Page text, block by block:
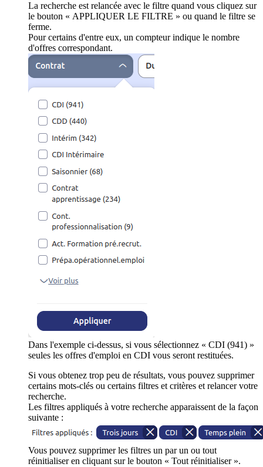
La recherche est relancée avec le filtre quand vous cliquez sur
le bouton « APPLIQUER LE FILTRE » ou quand le filtre se
ferme.
Pour certains d'entre eux, un compteur indique le nombre
d'offres correspondant.
Dans l'exemple ci-dessus, si vous sélectionnez « CDI (941) »
seules les offres d'emploi en CDI vous seront restituées.
Si vous obtenez trop peu de résultats, vous pouvez supprimer
certains mots-clés ou certains filtres et critères et relancer votre
recherche.
Les filtres appliqués à votre recherche apparaissent de la façon
suivante :
Vous pouvez supprimer les filtres un par un ou tout
réinitialiser en cliquant sur le bouton « Tout réinitialiser ».